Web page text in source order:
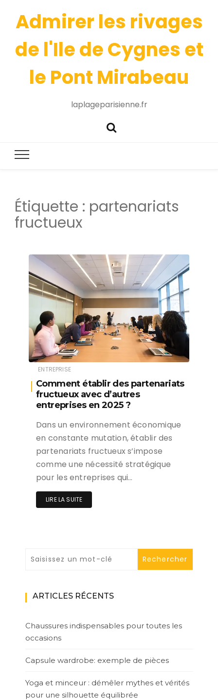
Admirer les rivages
de l'Ile de Cygnes et
le Pont Mirabeau
laplageparisienne.fr
Étiquette : partenariats
fructueux
ENTREPRISE
Comment établir des partenariats
fructueux avec d’autres
entreprises en 2025 ?
Dans un environnement économique
en constante mutation, établir des
partenariats fructueux s’impose
comme une nécessité stratégique
pour les entreprises qui…
LIRE LA SUITE
ARTICLES RÉCENTS
Chaussures indispensables pour toutes les
occasions
Capsule wardrobe: exemple de pièces
Yoga et minceur : démêler mythes et vérités
pour une silhouette équilibrée